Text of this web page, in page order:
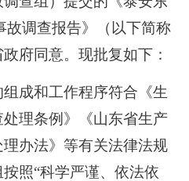
故调查报告》（以下简称
府同意。现批复如下：
成和工作程序符合《生
理条例》《山东省生产
办法》等有关法律法规
照“科学严谨、依法依